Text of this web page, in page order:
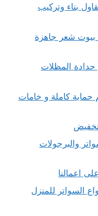
مقاول بناء وتركيب
شعر جاهزة
| 25% خصم حدادة المظلات
مكة – 25% خصم حماية كاملة و خامات
والبرجولات
السواتر للمنزل